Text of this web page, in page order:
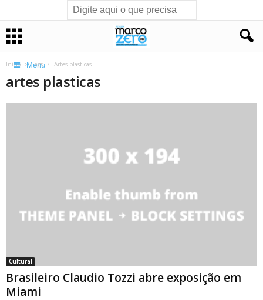
Menu
Início Tags Artes plasticas
artes plasticas
Cultural
Brasileiro Claudio Tozzi abre exposição em
Miami